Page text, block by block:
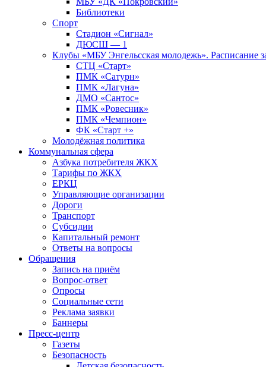
Библиотеки
Спорт
Стадион «Сигнал»
ДЮСШ — 1
Клубы «МБУ Энгельсская молодежь». Расписание
СТЦ «Старт»
ПМК «Сатурн»
ПМК «Лагуна»
ДМО «Сантос»
ПМК «Ровесник»
ПМК «Чемпион»
ФК «Старт +»
Молодёжная политика
Коммунальная сфера
Азбука потребителя ЖКХ
Тарифы по ЖКХ
ЕРКЦ
Управляющие организации
Дороги
Транспорт
Субсидии
Капитальный ремонт
Ответы на вопросы
Обращения
Запись на приём
Вопрос-ответ
Опросы
Социальные сети
Реклама заявки
Баннеры
Пресс-центр
Газеты
Безопасность